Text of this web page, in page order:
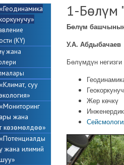
(KY)
жана
суу
жана
кѳзѳмѳлдѳѳ»
жана илимий
1-Бөлүм
Бөлүм башчынын
У.А. Абдыбачаев
Бөлүмдүн
Геокоркунуч
Жер көчкү